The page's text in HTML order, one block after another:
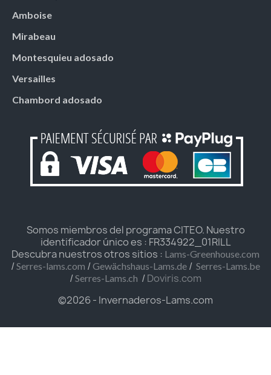
Amboise
Mirabeau
Montesquieu adosado
Versailles
Chambord adosado
Somos miembros del programa CITEO. Nuestro
identificador único es : FR334922_01RILL
Descubra nuestros otros sitios : Lams-Greenhouse.com
/ Serres-lams.com /Gewächshaus-Lams.de / Serres-Lams.be
/ Serres-Lams.ch /Doviris.com
©2026 - Invernaderos-Lams.com